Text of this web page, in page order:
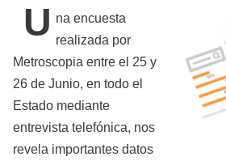
U na encuesta
realizada por
Metroscopia entre el 25 y
26 de Junio, en todo el
Estado mediante
entrevista telefónica, nos
revela importantes datos